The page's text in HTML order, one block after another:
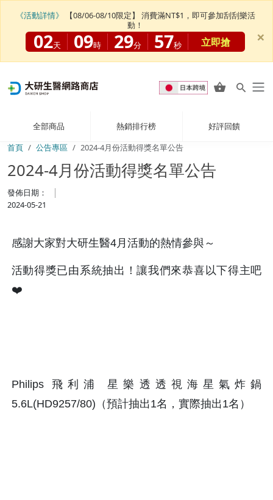
全部商品 熱銷排行榜
好評回饋
首頁
公告專區 2024-4月份活動得獎名單公告
2024-4月份活動得獎名單公告
發佈日期：
2024-05-21
感謝大家對大研生醫4月活動的熱情參與～
活動得獎已由系統抽出！讓我們來恭喜以下得主吧
❤️
Philips 飛利浦 星樂透透視海星氣炸鍋
5.6L(HD9257/80)（預計抽出1名，實際抽出1名）
《活動詳情》
【08/06-08/10限定】 消費滿NT$1，即可參加刮刮樂活
動！
02天 09時 29分 56秒 立即搶 ×